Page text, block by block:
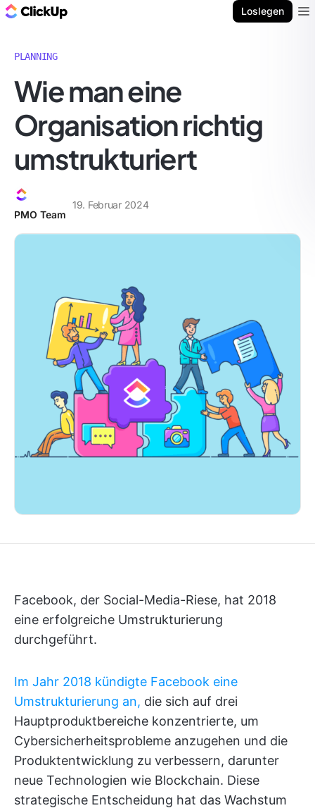
Loslegen
PLANNING
Wie man eine
Organisation richtig
umstrukturiert
PMO Team
19. Februar 2024
Facebook, der Social-Media-Riese, hat 2018
eine erfolgreiche Umstrukturierung
durchgeführt.
Im Jahr 2018 kündigte Facebook eine
Umstrukturierung an, die sich auf drei
Hauptproduktbereiche konzentrierte, um
Cybersicherheitsprobleme anzugehen und die
Produktentwicklung zu verbessern, darunter
neue Technologien wie Blockchain. Diese
strategische Entscheidung hat das Wachstum